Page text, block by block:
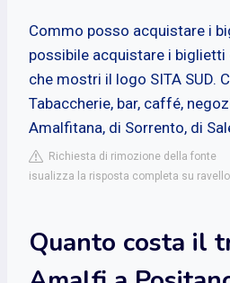
Commo posso acquistare i
possibile acquistare i
che mostri il logo SITA SUD.
Tabaccherie, bar, caffé,
Amalfitana, di Sorrento, di
Richiesta di rimozione della fonte
isualizza la risposta completa su
Quanto costa il